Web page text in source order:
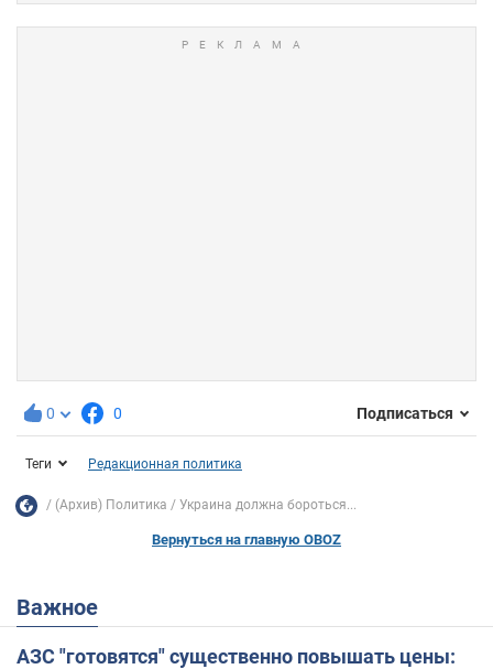
0 0 Подписаться
Теги Редакционная политика
(Архив) Политика Украина должна бороться...
Вернуться на главную OBOZ
Важное
АЗС "готовятся" существенно повышать цены: